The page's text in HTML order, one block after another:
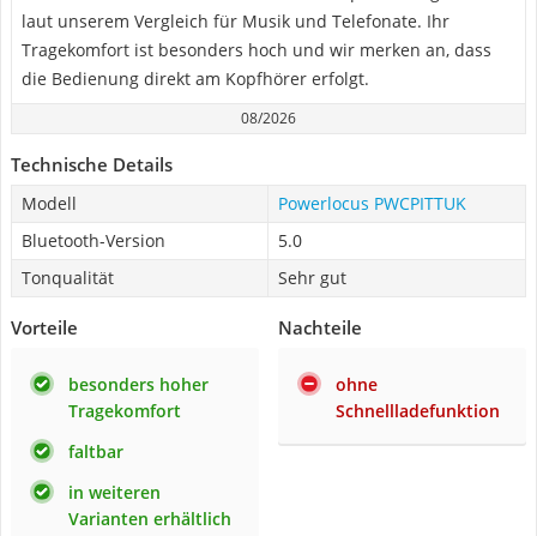
laut unserem Vergleich für Musik und Telefonate. Ihr
Tragekomfort ist besonders hoch und wir merken an, dass
die Bedienung direkt am Kopfhörer erfolgt.
08/2026
Technische Details
Modell
Powerlocus PWCPITTUK
Bluetooth-Version
5.0
Tonqualität
Sehr gut
Vorteile
besonders hoher
Tragekomfort
faltbar
in weiteren
Varianten erhältlich
Nachteile
ohne
Schnellladefunktion